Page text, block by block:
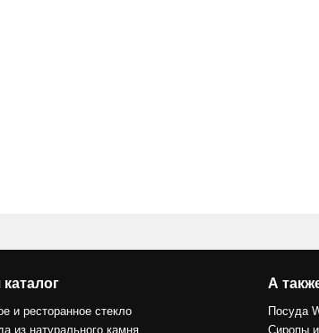
и ресторанное стекло
из натурального камня
А
Посуда
Сиропы и